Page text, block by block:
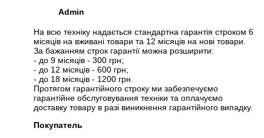
Admin
На всю техніку надається стандартна гарантія строком 6
місяців на вживані товари та 12 місяців на нові товари.
За бажанням строк гарантії можна розширити:
- до 9 місяців - 300 грн;
- до 12 місяців - 600 грн;
- до 18 місяців - 1200 грн.
Протягом гарантійного строку ми забезпечуємо
гарантійне обслуговування техніки та оплачуємо
доставку товару в разі виникнення гарантійного випадку.
Покупатель